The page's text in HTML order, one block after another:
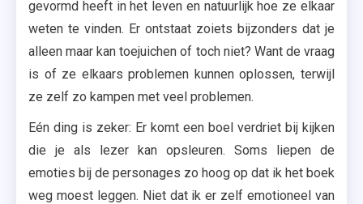
gevormd heeft in het leven en natuurlijk hoe ze elkaar
weten te vinden. Er ontstaat zoiets bijzonders dat je
alleen maar kan toejuichen of toch niet? Want de vraag
is of ze elkaars problemen kunnen oplossen, terwijl
ze zelf zo kampen met veel problemen.
Eén ding is zeker: Er komt een boel verdriet bij kijken
die je als lezer kan opsleuren. Soms liepen de
emoties bij de personages zo hoog op dat ik het boek
weg moest leggen. Niet dat ik er zelf emotioneel van